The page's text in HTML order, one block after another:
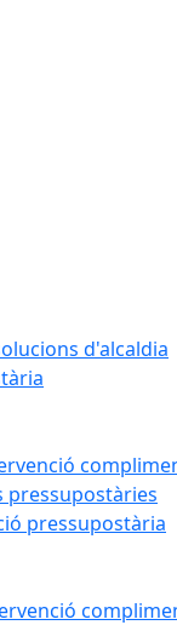
d'alcaldia
pressupostàries
pressupostària